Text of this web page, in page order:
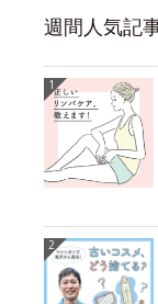
週間人気記